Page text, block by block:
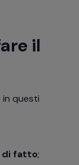
il
questi
di fatto;